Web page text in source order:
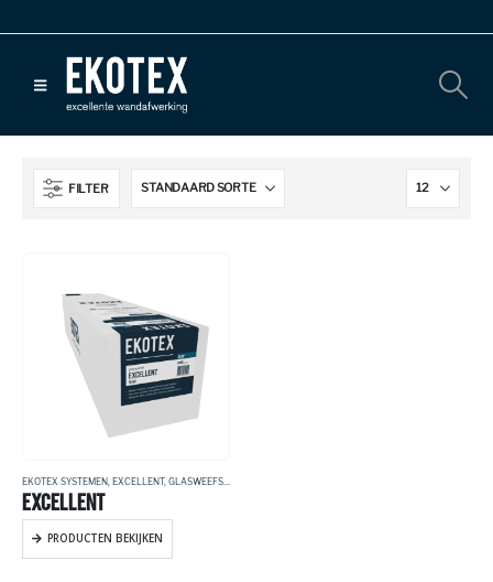
FILTER
EKOTEX SYSTEMEN EXCELLENT, GLASWEEFSEL
EXCELLENT
PRODUCTEN BEKIJKEN